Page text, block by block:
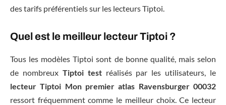
des tarifs préférentiels sur les lecteurs Tiptoi.
Quel est le meilleur lecteur Tiptoi ?
Tous les modèles Tiptoi sont de bonne qualité, mais selon
de nombreux Tiptoi testréalisés par les utilisateurs, le
lecteur Tiptoi Mon premier atlas Ravensburger 00032
ressort fréquemment comme le meilleur choix. Ce lecteur